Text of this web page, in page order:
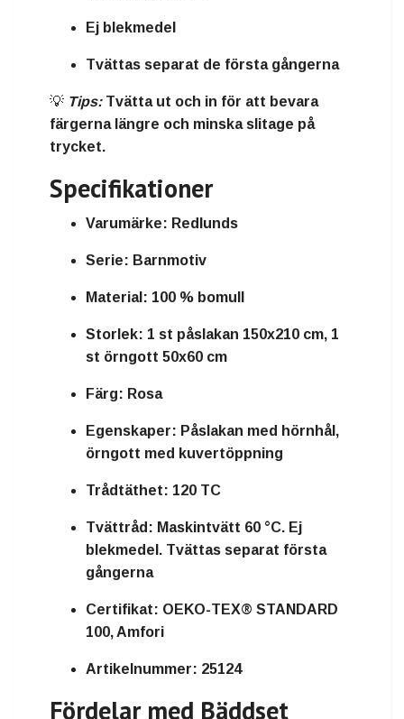
Ej blekmedel
Tvättas separat de första gångerna
💡 Tips:Tvätta ut och in för att bevara
färgerna längre och minska slitage på
trycket.
Specifikationer
Varumärke: Redlunds
Serie: Barnmotiv
Material: 100 % bomull
Storlek: 1 st påslakan 150x210 cm, 1
st örngott 50x60 cm
Färg: Rosa
Egenskaper: Påslakan med hörnhål,
örngott med kuvertöppning
Trådtäthet: 120 TC
Tvättråd: Maskintvätt 60 °C. Ej
blekmedel. Tvättas separat första
gångerna
Certifikat: OEKO-TEX® STANDARD
100, Amfori
Artikelnummer: 25124
Fördelar med Bäddset